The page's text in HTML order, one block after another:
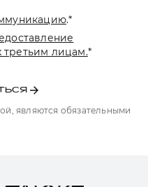
.*
третьим лицам.*
являются обязательными